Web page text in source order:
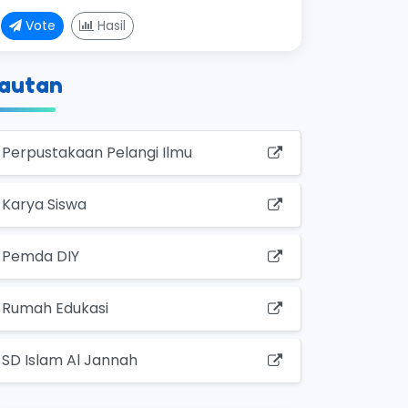
Vote Hasil
Perpustakaan Pelangi Ilmu
Karya Siswa
Pemda DIY
Rumah Edukasi
SD Islam Al Jannah